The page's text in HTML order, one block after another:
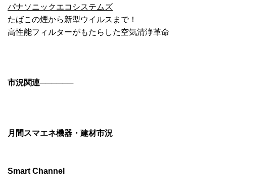
パナソニックエコシステムズ
たばこの煙から新型ウイルスまで！
高性能フィルターがもたらした空気清浄革命
市況関連──────
月間スマエネ機器・建材市況
Smart Channel